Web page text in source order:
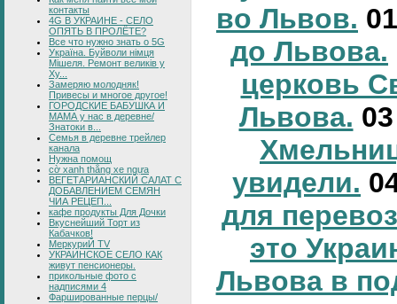
контакты
4G В УКРАИНЕ - СЕЛО
ОПЯТЬ В ПРОЛЁТЕ?
Все что нужно знать о 5G
Україна. Буйволи німця
Мішеля. Ремонт великів у
Ху...
Замеряю молодняк!
Привесы и многое другое!
ГОРОДСКИЕ БАБУШКА И
МАМА у нас в деревне/
Знатоки в...
Семья в деревне трейлер
канала
Нужна помощ
cờ xanh thắng xe ngựa
ВЕГЕТАРИАНСКИЙ САЛАТ С
ДОБАВЛЕНИЕМ СЕМЯН
ЧИА РЕЦЕП...
кафе продукты Для Дочки
Вкуснейший Торт из
Кабачков!
МеркуриЙ TV
УКРАИНСКОЕ СЕЛО КАК
живут пенсионеры.
прикольные фото с
надписями 4
Фаршированные перцы/
во Львов.
до Львова.
церковь
Львова.
увидели.
для
это
Львова в